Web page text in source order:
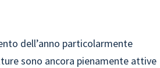
dell’anno particolarmente
sono ancora pienamente attive